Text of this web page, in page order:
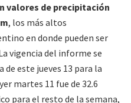
valores de precipitación
, los más altos
en donde pueden ser
vigencia del informe se
este jueves 13 para la
martes 11 fue de 32.6
para el resto de la semana,